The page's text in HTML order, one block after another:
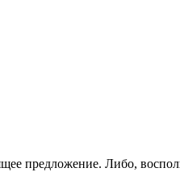
предложение. Либо,